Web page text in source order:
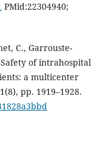
PMid:22304940;
C., Garrouste-
of intrahospital
a multicenter
pp. 1919–1928.